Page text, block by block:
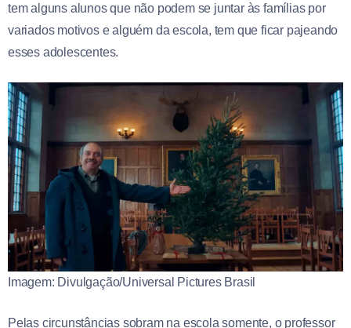
tem alguns alunos que não podem se juntar às famílias por
variados motivos e alguém da escola, tem que ficar pajeando
esses adolescentes.
Imagem: Divulgação/Universal Pictures Brasil
Pelas circunstâncias sobram na escola somente, o professor